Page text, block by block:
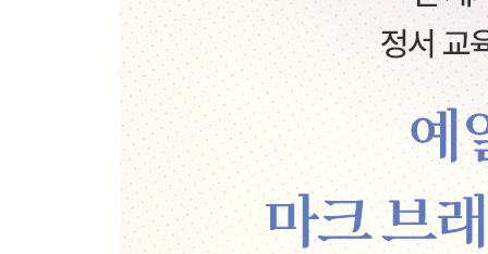
4. 재평가
5. 시각화
인지 전략에서 잊지 말아야 할 것
제11장 사람들과의 관계를 통해 감정의 힘 기르기
감정 지원군을 고르는 기준
관계에 도움이 되지 않는 세 가지 공동 조절 방식
감정 조절에 관계를 활용하는 다섯 가지 방법